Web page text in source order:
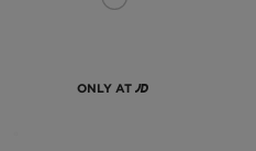
ONLY AT